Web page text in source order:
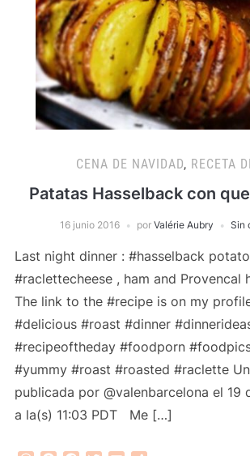
CENA DE NAVIDAD, RECETA
Patatas Hasselback con
16 junio 2016 por Valérie Aubry Sin
Last night dinner : #hasselback
#raclettecheese , ham and Provencal
The link to the #recipe is on my
#delicious #roast #dinner
#recipeoftheday #foodporn
#yummy #roast #roasted #raclette
publicada por @valenbarcelona el 19
a la(s) 11:03 PDT Me […]